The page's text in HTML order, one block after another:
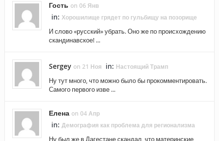
Гость on 06 Янв
in: Хорошилище грядет по гульбищу на позорище
И слово «русский» убрать. Оно же по происхождению
скандинавское! ...
Sergey on 21 Ноя in: Настоящий Трамп
Ну тут много, что можно было бы прокомментировать.
Самого первого изве ...
Елена on 04 Апр
in: Демография как проблема для регионализма
Ну был же в Дагестане скандал, что материнские